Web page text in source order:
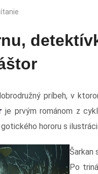
príbeh, v
je prvým románom z
hororu s
Šarkan
Po